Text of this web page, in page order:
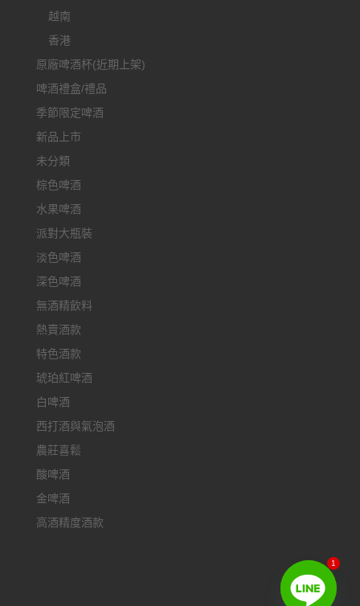
越南
香港
原廠啤酒杯(近期上架)
啤酒禮盒/禮品
季節限定啤酒
新品上市
未分類
棕色啤酒
水果啤酒
派對大瓶裝
淡色啤酒
深色啤酒
無酒精飲料
熱賣酒款
特色酒款
琥珀紅啤酒
白啤酒
西打酒與氣泡酒
農莊喜鬆
酸啤酒
金啤酒
高酒精度酒款
1